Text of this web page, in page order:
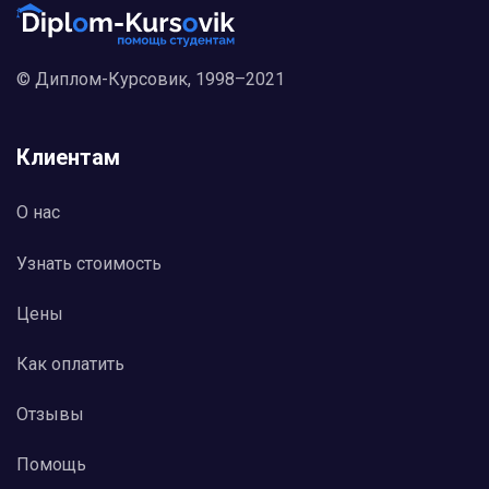
появившихся трендов. Его мечта так и
оставалась невоплощенной до тех пор, пока он
не встретил Хосе Марию Кастейяно (Jose Maria
Castellano). Специалист по информационным
компании Aegon Espana’s перед тем, как стала
присоединилась к Ортега в 1984 году и
распространения, которая впоследствии
индустрии.
© Диплом-Курсовик, 1998–2021
Клиентам
О нас
Узнать стоимость
Цены
Как оплатить
Отзывы
Помощь